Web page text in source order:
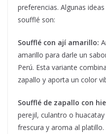
preferencias. Algunas
soufflé son:
Soufflé con ají amarillo:
amarillo para darle un
Perú. Esta variante
zapallo y aporta un color
Soufflé de zapallo con
perejil, culantro o
frescura y aroma al platillo.